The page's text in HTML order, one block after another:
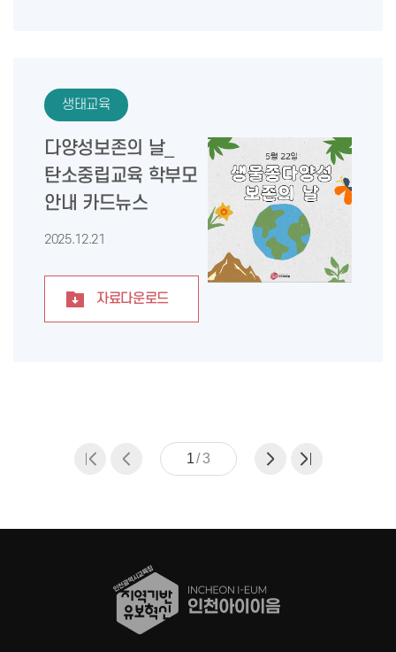
생태교육
다양성보존의 날_
탄소중립교육 학부모
안내 카드뉴스
2025.12.21
자료다운로드
1/3